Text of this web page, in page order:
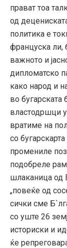
прават тоа
од
политика е
француска ли,
важното и
дипломатско
како народ и
во бугарската
властодршци
вратиме на
со
промениле
подобреле
шлаканица од
„повеќе од
сички сме
со уште 26
историски и
ќе